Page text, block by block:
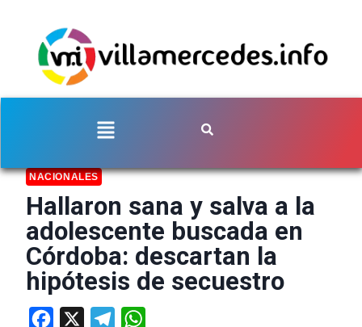
NACIONALES
Hallaron sana y salva a la
adolescente buscada en
Córdoba: descartan la
hipótesis de secuestro
Facebook Telegram